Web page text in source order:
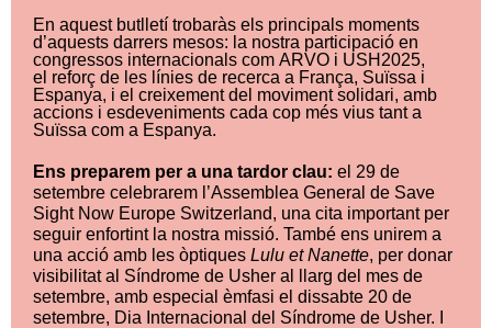
En aquest butlletí trobaràs els principals moments
d’aquests darrers mesos: la nostra participació en
congressos internacionals com ARVO i USH2025,
el reforç de les línies de recerca a França, Suïssa i
Espanya, i el creixement del moviment solidari, amb
accions i esdeveniments cada cop més vius tant a
Suïssa com a Espanya.
Ens preparem per a una tardor clau: el 29 de
setembre celebrarem l’Assemblea General de Save
Sight Now Europe Switzerland, una cita important per
seguir enfortint la nostra missió. També ens unirem a
una acció amb les òptiques Lulu et Nanette, per donar
visibilitat al Síndrome de Usher al llarg del mes de
setembre, amb especial èmfasi el dissabte 20 de
setembre, Dia Internacional del Síndrome de Usher. I